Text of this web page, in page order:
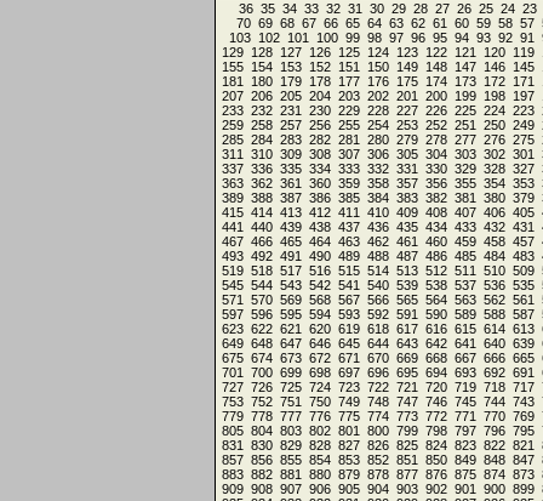
23
24
25
26
27
28
29
30
31
32
33
34
35
36
57
58
59
60
61
62
63
64
65
66
67
68
69
70
91
92
93
94
95
96
97
98
99
100
101
102
103
119
120
121
122
123
124
125
126
127
128
129
145
146
147
148
149
150
151
152
153
154
155
171
172
173
174
175
176
177
178
179
180
181
197
198
199
200
201
202
203
204
205
206
207
223
224
225
226
227
228
229
230
231
232
233
249
250
251
252
253
254
255
256
257
258
259
275
276
277
278
279
280
281
282
283
284
285
301
302
303
304
305
306
307
308
309
310
311
327
328
329
330
331
332
333
334
335
336
337
353
354
355
356
357
358
359
360
361
362
363
379
380
381
382
383
384
385
386
387
388
389
405
406
407
408
409
410
411
412
413
414
415
431
432
433
434
435
436
437
438
439
440
441
457
458
459
460
461
462
463
464
465
466
467
483
484
485
486
487
488
489
490
491
492
493
509
510
511
512
513
514
515
516
517
518
519
535
536
537
538
539
540
541
542
543
544
545
561
562
563
564
565
566
567
568
569
570
571
587
588
589
590
591
592
593
594
595
596
597
613
614
615
616
617
618
619
620
621
622
623
639
640
641
642
643
644
645
646
647
648
649
665
666
667
668
669
670
671
672
673
674
675
691
692
693
694
695
696
697
698
699
700
701
717
718
719
720
721
722
723
724
725
726
727
743
744
745
746
747
748
749
750
751
752
753
769
770
771
772
773
774
775
776
777
778
779
795
796
797
798
799
800
801
802
803
804
805
821
822
823
824
825
826
827
828
829
830
831
847
848
849
850
851
852
853
854
855
856
857
873
874
875
876
877
878
879
880
881
882
883
899
900
901
902
903
904
905
906
907
908
909